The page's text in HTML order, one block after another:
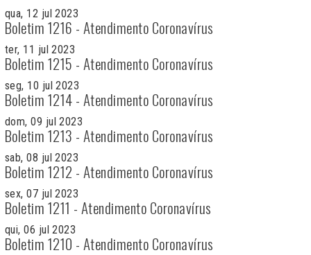
qua, 12 jul 2023
Boletim 1216 - Atendimento Coronavírus
ter, 11 jul 2023
Boletim 1215 - Atendimento Coronavírus
seg, 10 jul 2023
Boletim 1214 - Atendimento Coronavírus
dom, 09 jul 2023
Boletim 1213 - Atendimento Coronavírus
sab, 08 jul 2023
Boletim 1212 - Atendimento Coronavírus
sex, 07 jul 2023
Boletim 1211 - Atendimento Coronavírus
qui, 06 jul 2023
Boletim 1210 - Atendimento Coronavírus